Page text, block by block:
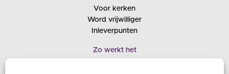
Voor kerken
Word vrijwilliger
Inleverpunten
Zo werkt het